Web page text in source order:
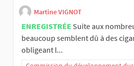
Martine VIGNOT
ENREGISTRÉE Suite aux
beaucoup semblent dû à des
obligeant l...